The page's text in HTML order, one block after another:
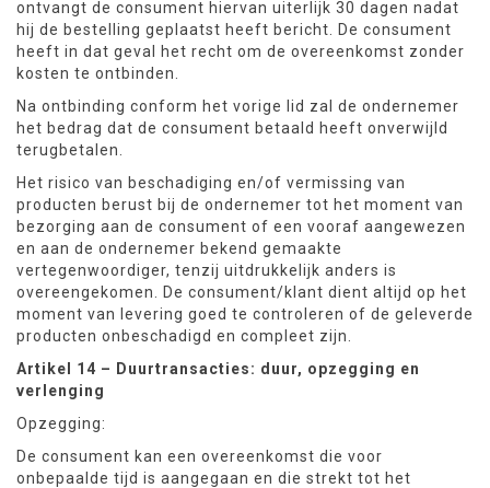
ontvangt de consument hiervan uiterlijk 30 dagen nadat
hij de bestelling geplaatst heeft bericht. De consument
heeft in dat geval het recht om de overeenkomst zonder
kosten te ontbinden.
Na ontbinding conform het vorige lid zal de ondernemer
het bedrag dat de consument betaald heeft onverwijld
terugbetalen.
Het risico van beschadiging en/of vermissing van
producten berust bij de ondernemer tot het moment van
bezorging aan de consument of een vooraf aangewezen
en aan de ondernemer bekend gemaakte
vertegenwoordiger, tenzij uitdrukkelijk anders is
overeengekomen. De consument/klant dient altijd op het
moment van levering goed te controleren of de geleverde
producten onbeschadigd en compleet zijn.
Artikel 14 – Duurtransacties: duur, opzegging en
verlenging
Opzegging:
De consument kan een overeenkomst die voor
onbepaalde tijd is aangegaan en die strekt tot het